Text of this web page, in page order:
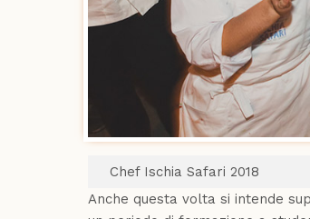
Chef Ischia Safari 2018
Anche questa volta si intende